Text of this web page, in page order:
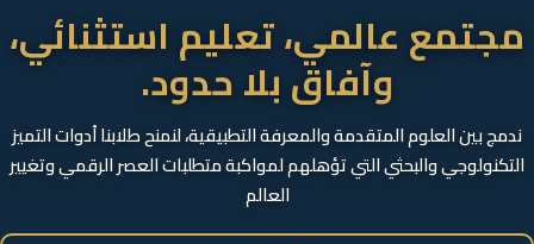
تعليم بمعايير عالمية.. ومنصة
انطلاق نحو التميز
نجمع بين جودة التعليم العالي والتطبيق الميداني الحديث، لنمنحك منصة
انطلاق استثنائية نحو تحقيق طموحاتك المهنية وسط بيئة جامعية حيوية
تدعم الابتكار